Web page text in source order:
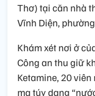
Thơ) tại căn nhà
Vĩnh Diện,
Khám xét nơi ở
Công an thu giữ
Ketamine, 20
ma túy dạng